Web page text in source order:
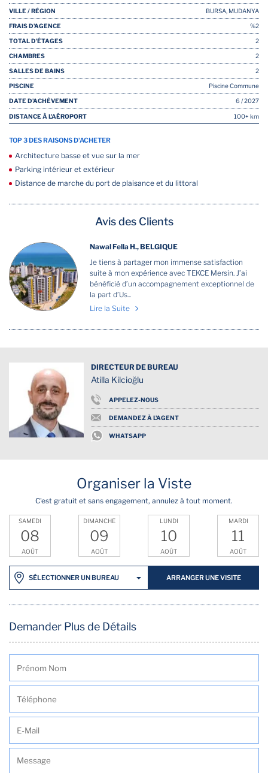
VILLE / RÉGION BURSA, MUDANYA
FRAIS D'AGENCE %2
TOTAL D'ÉTAGES 2
CHAMBRES 2
SALLES DE BAINS 2
PISCINE Piscine Commune
DATE D'ACHÈVEMENT 6 / 2027
DISTANCE À L'AÉROPORT 100+ km
TOP 3 DES RAISONS D'ACHETER
Architecture basse et vue sur la mer
Parking intérieur et extérieur
Distance de marche du port de plaisance et du littoral
Avis des Clients
Nawal Fella H., BELGIQUE
Je tiens à partager mon immense satisfaction
suite à mon expérience avec TEKCE Mersin. J’ai
bénéficié d’un accompagnement exceptionnel de
la part d’Us...
Lire la Suite
DIRECTEUR DE BUREAU
Atilla Kilcioğlu
APPELEZ-NOUS
DEMANDEZ À L'AGENT
WHATSAPP
Organiser la Viste
C'est gratuit et sans engagement, annulez à tout moment.
SAMEDI
08
AOÛT
DIMANCHE
09
AOÛT
LUNDI
10
AOÛT
MARDI
11
AOÛT
SÉLECTIONNER UN BUREAU ARRANGER UNE VISITE
Demander Plus de Détails